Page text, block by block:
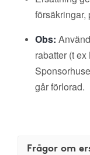
försäkringar,
Obs:
rabatter (t
går förlorad.
Frågor om